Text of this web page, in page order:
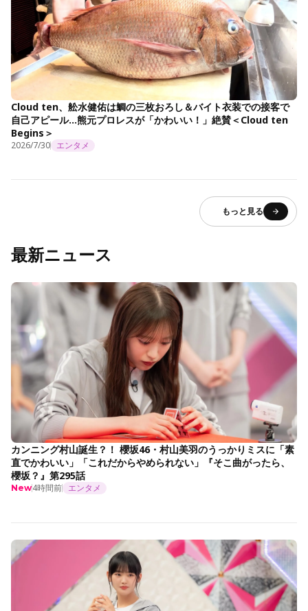
Cloud ten、舩水健佑は鯛の三枚おろし＆バイト衣装での接客で
自己アピール…熊元プロレスが「かわいい！」絶賛＜Cloud ten
Begins＞
2026/7/30 エンタメ
もっと見る
最新ニュース
カンニング村山誕生？！ 櫻坂46・村山美羽のうっかりミスに「素
直でかわいい」「これだからやめられない」『そこ曲がったら、
櫻坂？』第295話
New4時間前 エンタメ